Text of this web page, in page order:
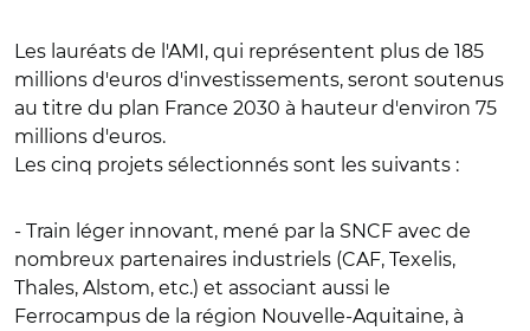
Les lauréats de l'AMI, qui représentent plus de 185
millions d'euros d'investissements, seront soutenus
au titre du plan France 2030 à hauteur d'environ 75
millions d'euros.
Les cinq projets sélectionnés sont les suivants :
- Train léger innovant, mené par la SNCF avec de
nombreux partenaires industriels (CAF, Texelis,
Thales, Alstom, etc.) et associant aussi le
Ferrocampus de la région Nouvelle-Aquitaine, à